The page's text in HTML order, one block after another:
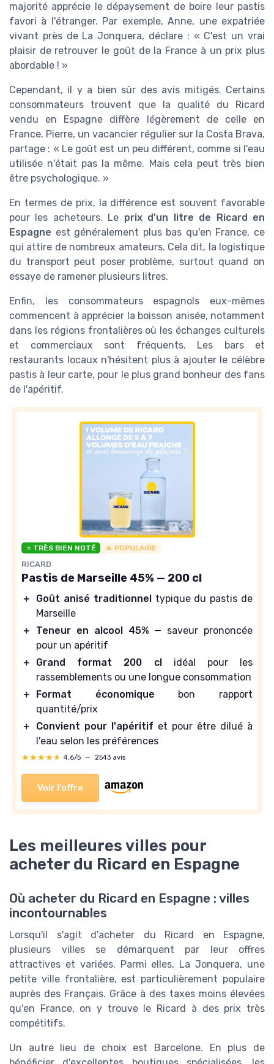
majorité apprécie le dépaysement de boire leur pastis
favori à l'étranger. Par exemple, Anne, une expatriée
vivant près de La Jonquera, déclare : « C'est un vrai
plaisir de retrouver le goût de la France à un prix plus
abordable ! »
Cependant, il y a bien sûr des avis mitigés. Certains
consommateurs trouvent que la qualité du Ricard
vendu en Espagne diffère légèrement de celle en
France. Pierre, un vacancier régulier sur la Costa Brava,
partage : « Le goût est un peu différent, comme si l'eau
utilisée n'était pas la même. Mais cela peut très bien
être psychologique. »
En termes de prix, la différence est souvent favorable
pour les acheteurs. Le prix d'un litre de Ricard en
Espagne est généralement plus bas qu'en France, ce
qui attire de nombreux amateurs. Cela dit, la logistique
du transport peut poser problème, surtout quand on
essaye de ramener plusieurs litres.
Enfin, les consommateurs espagnols eux-mêmes
commencent à apprécier la boisson anisée, notamment
dans les régions frontalières où les échanges culturels
et commerciaux sont fréquents. Les bars et
restaurants locaux n'hésitent plus à ajouter le célèbre
pastis à leur carte, pour le plus grand bonheur des fans
de l'apéritif.
⭐ TRÈS BIEN NOTÉ 🔥 POPULAIRE
RICARD
Pastis de Marseille 45% — 200 cl
＋ Goût anisé traditionneltypique du pastis de
Marseille
＋
Teneur en alcool 45% — saveur prononcée
pour un apéritif
＋
Grand format 200 clidéal pour les
rassemblements ou une longue consommation
＋
Format économique bon rapport
quantité/prix
＋
Convient pour l'apéritif et pour être dilué à
l'eau selon les préférences
★★★★★
★★★★★ 4,6/5 — 2543 avis
Voir l'offre
Les meilleures villes pour
acheter du Ricard en Espagne
Où acheter du Ricard en Espagne : villes
incontournables
Lorsqu'il s'agit d'acheter du Ricard en Espagne,
plusieurs villes se démarquent par leur offres
attractives et variées. Parmi elles, La Jonquera, une
petite ville frontalière, est particulièrement populaire
auprès des Français. Grâce à des taxes moins élevées
qu'en France, on y trouve le Ricard à des prix très
compétitifs.
Un autre lieu de choix est Barcelone. En plus de